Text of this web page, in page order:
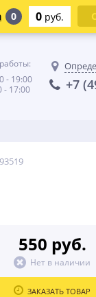
- 19:00
- 17:00
+7
550 руб.
Нет в наличии
ЗАКАЗАТЬ ТОВАР
0 0 руб.